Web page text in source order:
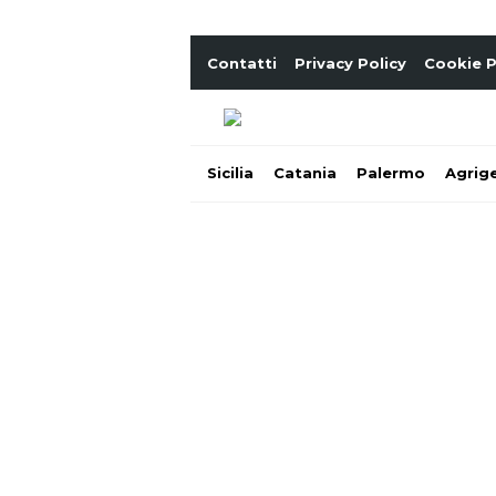
Contatti Privacy Policy Cookie
Sicilia Catania Palermo